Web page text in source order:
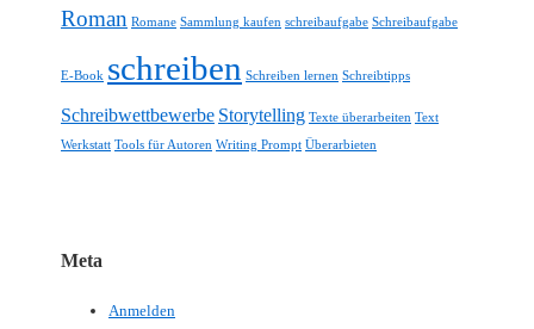
Roman Romane Sammlung kaufen schreibaufgabe Schreibaufgabe
E-Book schreiben Schreiben lernen Schreibtipps
Schreibwettbewerbe Storytelling Texte überarbeiten Text
Werkstatt Tools für Autoren Writing Prompt Überarbieten
Meta
Anmelden